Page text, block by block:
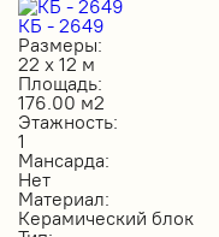
КБ - 2649
Размеры:
22 х 12 м
Площадь:
176.00 м2
Этажность:
1
Мансарда:
Нет
Материал:
Керамический блок